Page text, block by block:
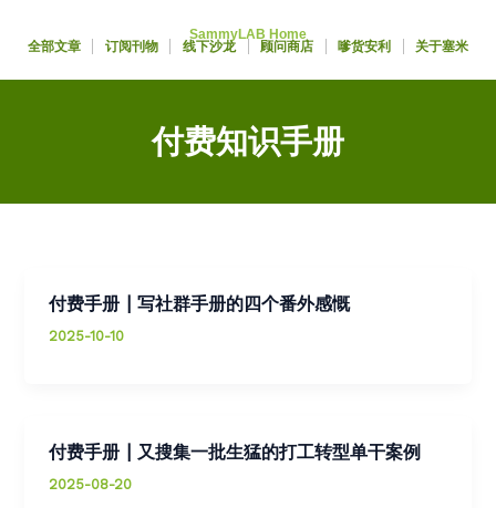
SammyLAB Home
全部文章 订阅刊物 线下沙龙 顾问商店 嗲货安利 关于塞米
付费知识手册
付费手册 | 写社群手册的四个番外感慨
2025-10-10
付费手册 | 又搜集一批生猛的打工转型单干案例
2025-08-20